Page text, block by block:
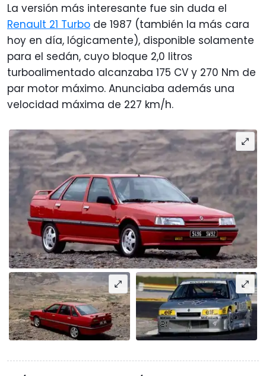
La versión más interesante fue sin duda el
Renault 21 Turbo de 1987 (también la más cara
hoy en día, lógicamente), disponible solamente
para el sedán, cuyo bloque 2,0 litros
turboalimentado alcanzaba 175 CV y 270 Nm de
par motor máximo. Anunciaba además una
velocidad máxima de 227 km/h.